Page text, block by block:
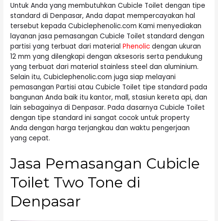
Untuk Anda yang membutuhkan Cubicle Toilet dengan tipe
standard di Denpasar, Anda dapat mempercayakan hal
tersebut kepada Cubiclephenolic.com Kami menyediakan
layanan jasa pemasangan Cubicle Toilet standard dengan
partisi yang terbuat dari materialPhenolic dengan ukuran
12 mm yang dilengkapi dengan aksesoris serta pendukung
yang terbuat dari material stainless steel dan aluminium.
Selain itu, Cubiclephenolic.com juga siap melayani
pemasangan Partisi atau Cubicle Toilet tipe standard pada
bangunan Anda baik itu kantor, mall, stasiun kereta api, dan
lain sebagainya di Denpasar. Pada dasarnya Cubicle Toilet
dengan tipe standard ini sangat cocok untuk property
Anda dengan harga terjangkau dan waktu pengerjaan
yang cepat.
Jasa Pemasangan Cubicle
Toilet Two Tone di
Denpasar